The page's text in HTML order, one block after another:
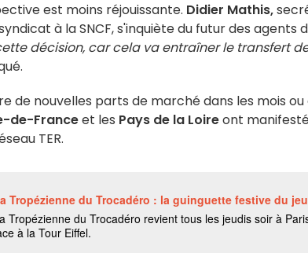
est moins réjouissante. Didier Mathis,
à la SNCF, s'inquiète du futur des agents
décision, car cela va entraîner le transfert
de nouvelles parts de marché dans les mois ou
de-Franceet les Pays de la Loireont
TER.